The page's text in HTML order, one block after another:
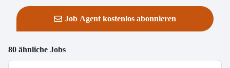
Job Agent kostenlos abonnieren
80 ähnliche Jobs